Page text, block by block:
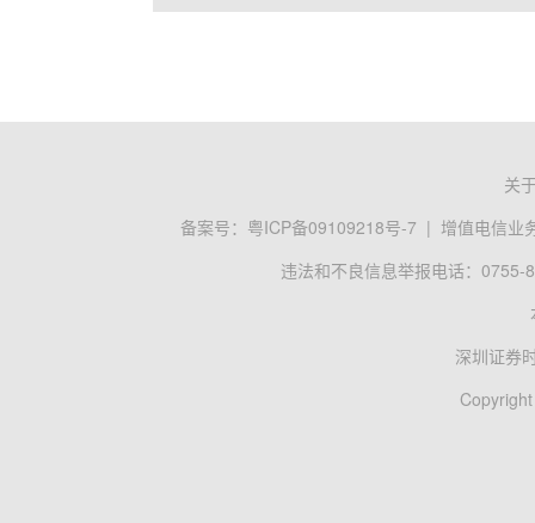
关
备案号： 粤ICP备09109218号-7 | 增值电信业
违法和不良信息举报电话：0755-
深圳证券